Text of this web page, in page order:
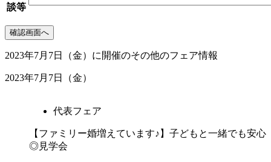
談等
2023年7月7日（金）に開催のその他のフェア情報
2023年7月7日（金）
代表フェア
【ファミリー婚増えています♪】子どもと一緒でも安心
◎見学会